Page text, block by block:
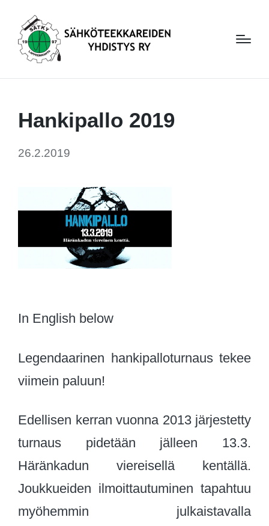
Hankipallo 2019
26.2.2019
In English below
Legendaarinen hankipalloturnaus tekee
viimein paluun!
Edellisen kerran vuonna 2013 järjestetty
turnaus pidetään jälleen 13.3.
Häränkadun viereisellä kentällä.
Joukkueiden ilmoittautuminen tapahtuu
myöhemmin julkaistavalla